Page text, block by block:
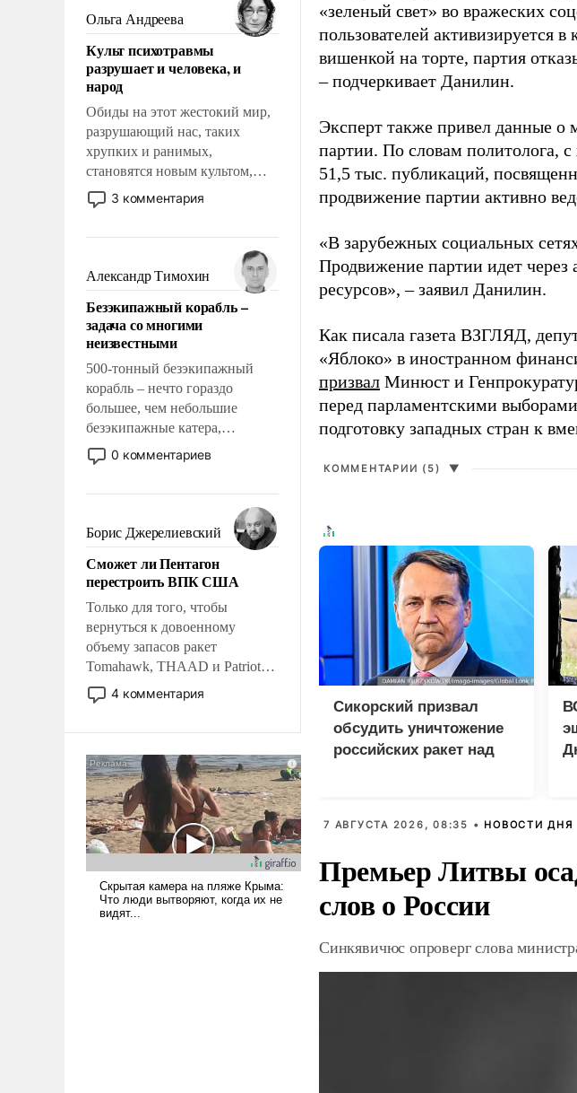
Ольга Андреева
Культ психотравмы
разрушает и человека, и
народ
Обиды на этот жестокий мир,
разрушающий нас, таких
хрупких и ранимых,
становятся новым культом,
постепенно вытесняя и
отменяя традиционное
мужественным и твердым под
ударами судьбы, брать на себя
ответственность, помогать
слабым, идти вперед и
адаптироваться.
3 комментария
Александр Тимохин
Безэкипажный корабль –
задача со многими
неизвестными
500-тонный безэкипажный
корабль – нечто гораздо
большее, чем небольшие
безэкипажные катера,
применение которых уже
стало обыденностью. Задача по
сложна и амбициозна. Однако
и ее реализация радикально
поднимет наши боевые
возможности.
0 комментариев
Борис Джерелиевский
Сможет ли Пентагон
перестроить ВПК США
Только для того, чтобы
вернуться к довоенному
объему запасов ракет
Tomahawk, THAAD и Patriot
США потребуется более трех
лет. Даже небольшая война с
Сложившаяся ситуация
означает многолетний период
уязвимости США, например,
перед Китаем.
4 комментария
«зеленый свет» во вражеских
пользователей активизируется
вишенкой на торте, партия
– подчеркивает Данилин.
Эксперт также привел данные
партии. По словам политолога,
51,5 тыс. публикаций,
продвижение партии активно
«В зарубежных социальных
Продвижение партии идет
ресурсов», – заявил Данилин.
Как писала газета ВЗГЛЯД,
«Яблоко» в иностранном
призвал Минюст и
перед парламентскими
подготовку западных стран к
КОММЕНТАРИИ (5) ▼
Сикорский призвал
обсудить уничтожение
российских ракет над
7 АВГУСТА 2026, 08:35 • НОВОСТИ ДНЯ
Премьер Литвы
слов о России
Синкявичюс опроверг слова